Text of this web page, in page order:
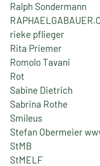
Ralph Sondermann
rieke pflieger
Rita Priemer
Romolo Tavani
Rot
Sabine Dietrich
Sabrina Rothe
Smileus
Stefan Obermeier
StMB
StMELF